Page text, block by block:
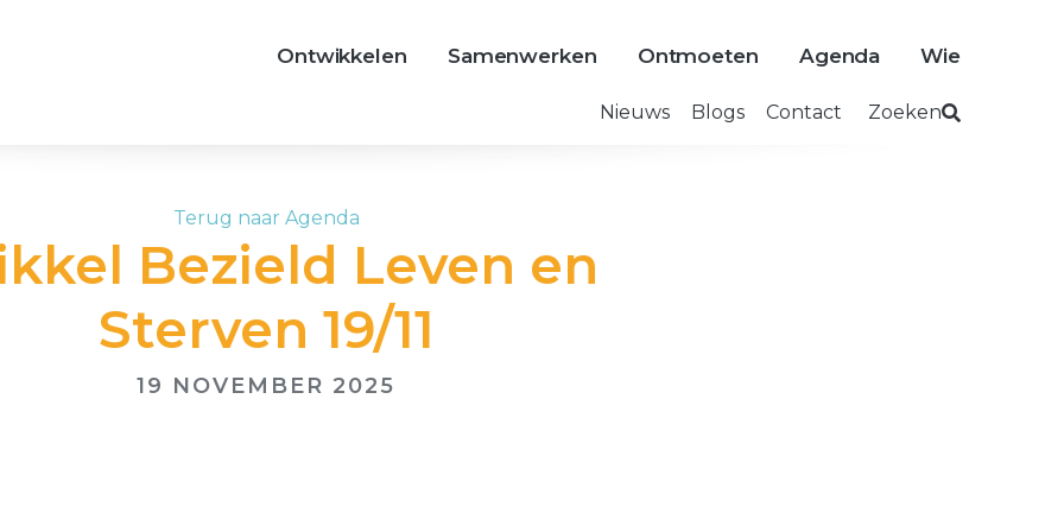
Ontwikkelen Samenwerken Ontmoeten Agenda Wie
Nieuws Blogs Contact Zoeken
Terug naar Agenda
Bezield Leven en
Sterven 19/11
19 NOVEMBER 2025